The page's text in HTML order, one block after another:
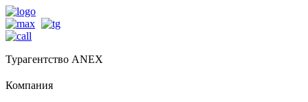
Турагентство ANEX
Компания